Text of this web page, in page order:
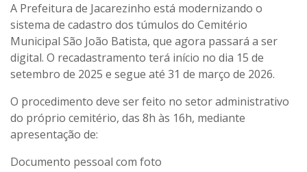
A Prefeitura de Jacarezinho está modernizando o
sistema de cadastro dos túmulos do Cemitério
Municipal São João Batista, que agora passará a ser
digital. O recadastramento terá início no dia 15 de
setembro de 2025 e segue até 31 de março de 2026.
O procedimento deve ser feito no setor administrativo
do próprio cemitério, das 8h às 16h, mediante
apresentação de:
Documento pessoal com foto